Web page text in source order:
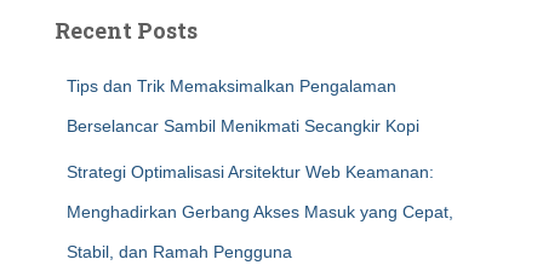
Recent Posts
Tips dan Trik Memaksimalkan Pengalaman
Berselancar Sambil Menikmati Secangkir Kopi
Strategi Optimalisasi Arsitektur Web Keamanan:
Menghadirkan Gerbang Akses Masuk yang Cepat,
Stabil, dan Ramah Pengguna